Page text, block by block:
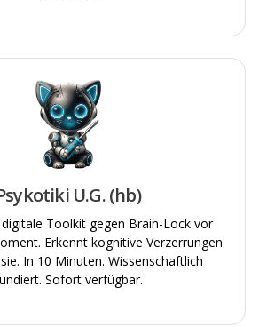
U.G. (hb)
Toolkit gegen Brain-Lock vor
Erkennt kognitive Verzerrungen
In 10 Minuten. Wissenschaftlich
Sofort verfügbar.